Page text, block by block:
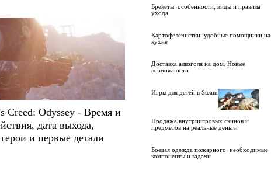
Creed: Odyssey - Время и
дата выхода,
и первые детали
Брекеты: особенности, виды и правила
ухода
Картофелечистки: удобные помощники на
кухне
Доставка алкоголя на дом. Новые
возможности
Игры для детей в Steam
Продажа внутриигровых скинов и
предметов на реальные деньги
Боевая одежда пожарного: необходимые
компоненты и задачи